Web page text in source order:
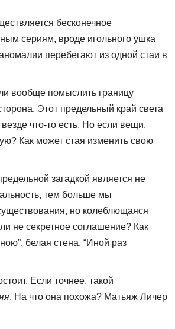
бесконечное
сериям, вроде игольного ушка
перебегают из одной стаи в
вообще помыслить границу
Этот предельный край света
что-то есть. Но если вещи,
Как может стая изменить свою
загадкой является не
тем больше мы
но колеблющаяся
не секретное соглашение? Как
белая стена. “Иной раз
Если точнее, такой
. На что она похожа? Матьяж Личер